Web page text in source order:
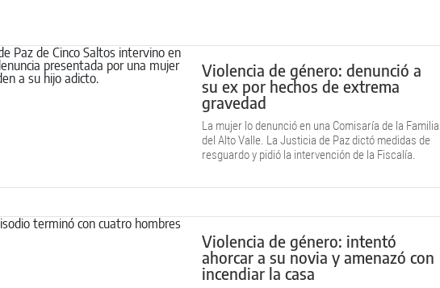
Violencia de género: denunció a
su ex por hechos de extrema
gravedad
La mujer lo denunció en una Comisaría de la Familia
del Alto Valle. La Justicia de Paz dictó medidas de
resguardo y pidió la intervención de la Fiscalía.
Violencia de género: intentó
ahorcar a su novia y amenazó con
incendiar la casa